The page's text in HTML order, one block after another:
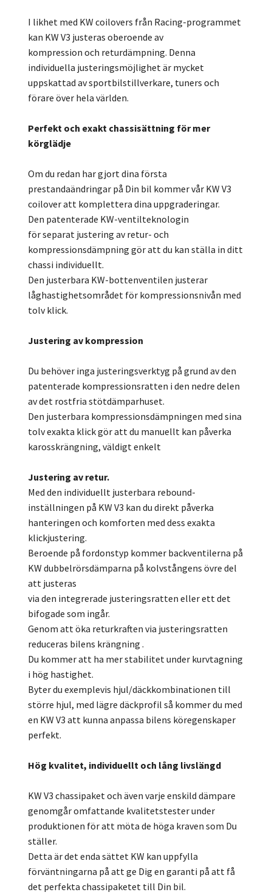
I likhet med KW coilovers från Racing-programmet
kan KW V3 justeras oberoende av
kompression och returdämpning. Denna
individuella justeringsmöjlighet är mycket
uppskattad av sportbilstillverkare, tuners och
förare över hela världen.
Perfekt och exakt chassisättning för mer
körglädje
Om du redan har gjort dina första
prestandaändringar på Din bil kommer vår KW V3
coilover att komplettera dina uppgraderingar.
Den patenterade KW-ventilteknologin
för separat justering av retur- och
kompressionsdämpning gör att du kan ställa in ditt
chassi individuellt.
Den justerbara KW-bottenventilen justerar
låghastighetsområdet för kompressionsnivån med
tolv klick.
Justering av kompression
Du behöver inga justeringsverktyg på grund av den
patenterade kompressionsratten i den nedre delen
av det rostfria stötdämparhuset.
Den justerbara kompressionsdämpningen med sina
tolv exakta klick gör att du manuellt kan påverka
karosskrängning, väldigt enkelt
Justering av retur.
Med den individuellt justerbara rebound-
inställningen på KW V3 kan du direkt påverka
hanteringen och komforten med dess exakta
klickjustering.
Beroende på fordonstyp kommer backventilerna på
KW dubbelrörsdämparna på kolvstångens övre del
att justeras
via den integrerade justeringsratten eller ett det
bifogade som ingår.
Genom att öka returkraften via justeringsratten
reduceras bilens krängning .
Du kommer att ha mer stabilitet under kurvtagning
i hög hastighet.
Byter du exemplevis hjul/däckkombinationen till
större hjul, med lägre däckprofil så kommer du med
en KW V3 att kunna anpassa bilens köregenskaper
perfekt.
Hög kvalitet, individuellt och lång livslängd
KW V3 chassipaket och även varje enskild dämpare
genomgår omfattande kvalitetstester under
produktionen för att möta de höga kraven som Du
ställer.
Detta är det enda sättet KW kan uppfylla
förväntningarna på att ge Dig en garanti på att få
det perfekta chassipaketet till Din bil.